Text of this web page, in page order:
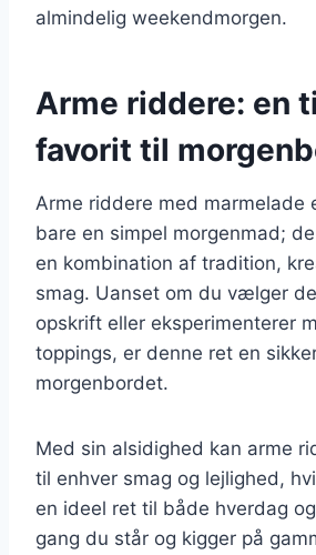
almindelig weekendmorgen.
Arme riddere: en
favorit til
Arme riddere med marmelade
bare en simpel morgenmad;
en kombination af tradition,
smag. Uanset om du vælger
opskrift eller eksperimenterer
toppings, er denne ret en
morgenbordet.
Med sin alsidighed kan arme
til enhver smag og lejlighed,
en ideel ret til både hverdag
gang du står og kigger på